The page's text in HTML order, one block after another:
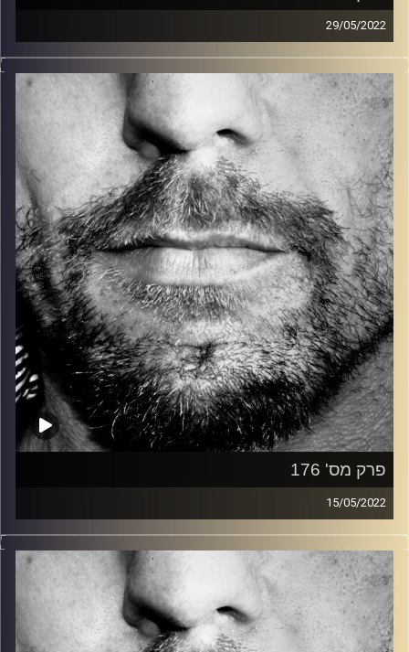
29/05/2022
זיפים, מוזיקה מחוספסת של הופעות חיות. הרבה ג'אם, רוק,
בלוז, bluegrass, ג'אז, Fאנק, פרוגרסיב ואפילו אלקטרוניקה.
כל מה שחי, אמיתי ונושם.
עם שמוליק רגב.
קרדיט תמונות: David Goehring
פרק מס' 176
15/05/2022
זיפים, מוזיקה מחוספסת של הופעות חיות. הרבה ג'אם, רוק,
בלוז, bluegrass, ג'אז, Fאנק, פרוגרסיב ואפילו אלקטרוניקה.
כל מה שחי, אמיתי ונושם.
עם שמוליק רגב.
קרדיט תמונות: David Goehring